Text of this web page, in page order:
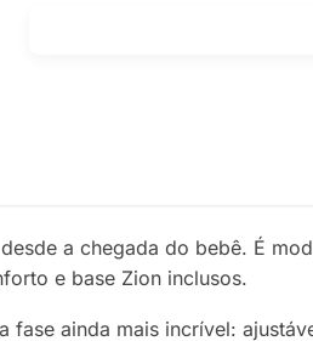
a chegada do bebê. É
e base Zion inclusos.
fase ainda mais incrível: